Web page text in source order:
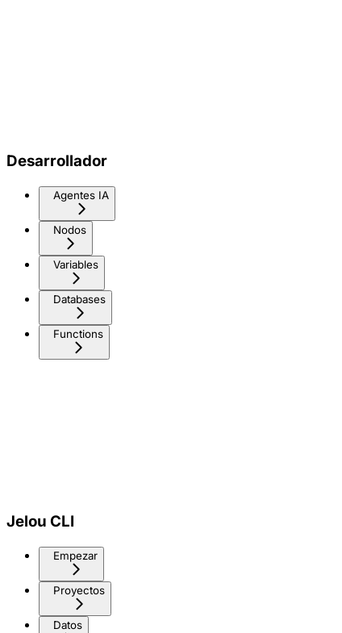
Desarrollador
Agentes IA
Nodos
Variables
Databases
Functions
Jelou CLI
Empezar
Proyectos
Datos